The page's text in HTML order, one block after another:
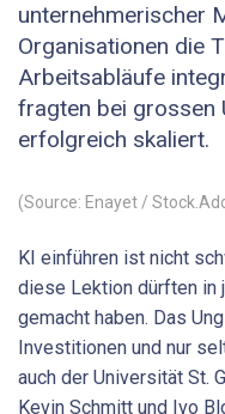
unternehmerischer
Organisationen die
Arbeitsabläufe
fragten bei grossen
erfolgreich skaliert.
(Source: Enayet /
KI einführen ist nicht
diese Lektion dürften in
gemacht haben. Das
Investitionen und nur
auch der Universität St.
Kevin Schmitt und Ivo